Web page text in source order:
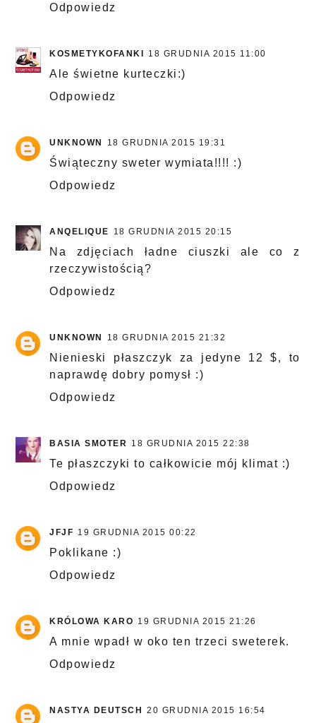
Odpowiedz
KOSMETYKOFANKI 18 GRUDNIA 2015 11:00
Ale świetne kurteczki:)
Odpowiedz
UNKNOWN 18 GRUDNIA 2015 19:31
Świąteczny sweter wymiata!!!! :)
Odpowiedz
ANQELIQUE 18 GRUDNIA 2015 20:15
Na zdjęciach ładne ciuszki ale co z
rzeczywistością?
Odpowiedz
UNKNOWN 18 GRUDNIA 2015 21:32
Nienieski płaszczyk za jedyne 12 $, to
naprawdę dobry pomysł :)
Odpowiedz
BASIA SMOTER 18 GRUDNIA 2015 22:38
Te płaszczyki to całkowicie mój klimat :)
Odpowiedz
JFJF 19 GRUDNIA 2015 00:22
Poklikane :)
Odpowiedz
KRÓLOWA KARO 19 GRUDNIA 2015 21:26
A mnie wpadł w oko ten trzeci sweterek.
Odpowiedz
NASTYA DEUTSCH 20 GRUDNIA 2015 16:54